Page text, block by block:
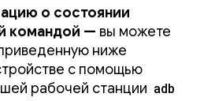
о состоянии
командой — вы можете
ниже
с помощью
рабочей станции adb